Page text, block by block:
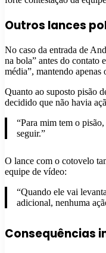
Outros lances
No caso da entrada de
na bola” antes do contato
média”, mantendo apenas
Quanto ao suposto pisão
decidido que não havia
“Para mim tem o
seguir.”
O lance com o cotovelo
equipe de vídeo:
“Quando ele vai
adicional, nenhuma
Consequências